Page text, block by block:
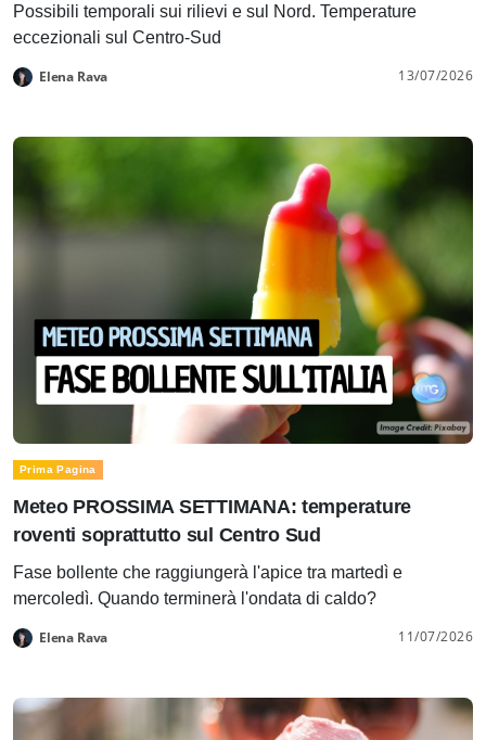
Possibili temporali sui rilievi e sul Nord. Temperature
eccezionali sul Centro-Sud
Elena Rava 13/07/2026
Prima Pagina
Meteo PROSSIMA SETTIMANA: temperature
roventi soprattutto sul Centro Sud
Fase bollente che raggiungerà l'apice tra martedì e
mercoledì. Quando terminerà l'ondata di caldo?
Elena Rava 11/07/2026